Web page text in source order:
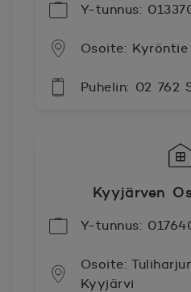
Y-tunnus:
Osoite:
Puhelin: 02 762
Kyyjärven
Y-tunnus:
Osoite:
Kyyjärvi